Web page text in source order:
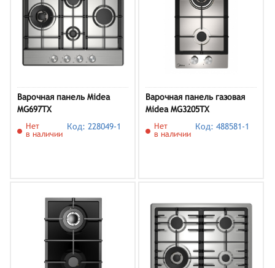
Варочная панель Midea
MG697TX
Нет
в наличии
Код: 228049-1
Варочная панель газовая
Midea MG3205TX
Нет
в наличии
Код: 488581-1